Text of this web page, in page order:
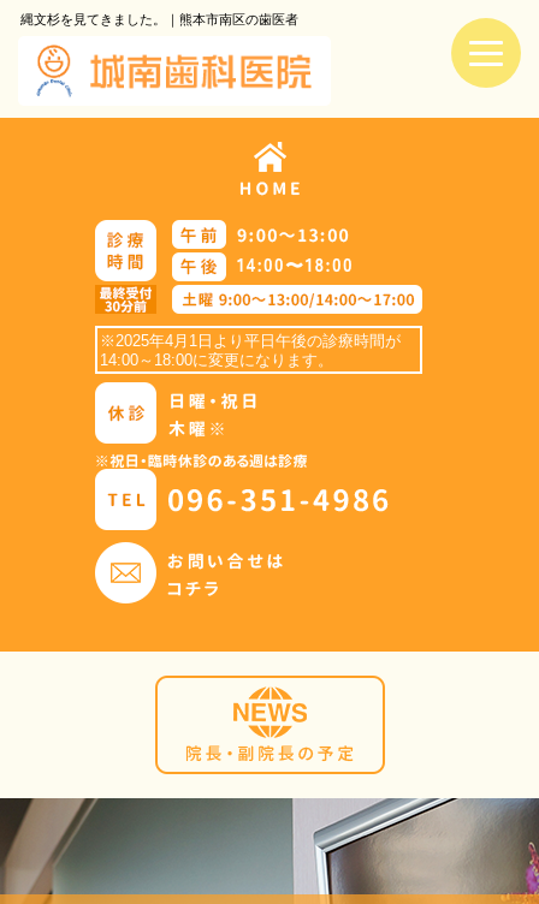
縄文杉を見てきました。｜熊本市南区の歯医者
※2025年4月1日より平日午後の診療時間が
14:00～18:00に変更になります。